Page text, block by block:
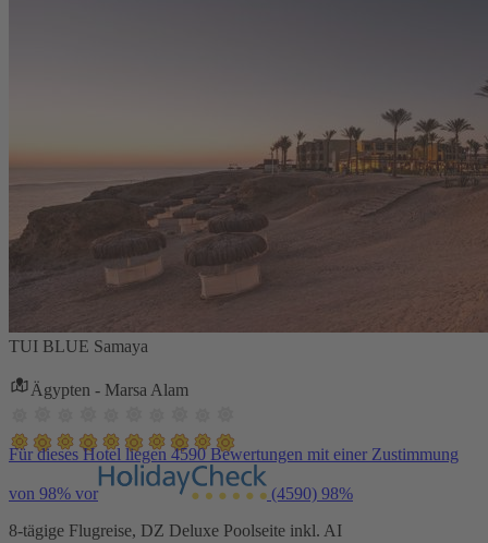
TUI BLUE Samaya
Ägypten - Marsa Alam
Für dieses Hotel liegen 4590 Bewertungen mit einer Zustimmung
von 98% vor (4590) 98%
8-tägige Flugreise, DZ Deluxe Poolseite inkl. AI